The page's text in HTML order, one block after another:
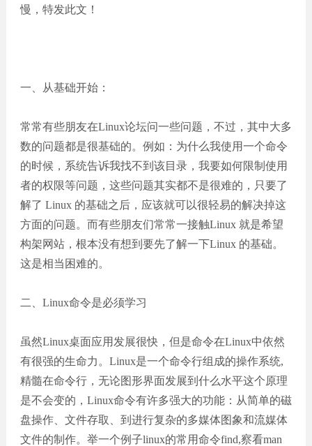
慢，特发此文！
一、从基础开始：
常常有些朋友在Linux论坛问一些问题，不过，其中大多
数的问题都是很基础的。例如：为什么我使用一个命令
的时候，系统告诉我找不到该目录，我要如何限制使用
者的权限等问题，这些问题其实都不是很难的，只要了
解了 Linux 的基础之后，应该就可以很轻易的解决掉这
方面的问题。而有些朋友们常常一接触Linux 就是希望
构架网站，根本没有想到要先了解一下Linux 的基础。
这是相当困难的。
二、Linux命令是必须学习
虽然Linux桌面应用发展很快，但是命令在Linux中依然
有很强的生命力。Linux是一个命令行组成的操作系统,
精髓在命令行，无论图形界面发展到什么水平这个原理
是不会变的，Linux命令有许多强大的功能：从简单的磁
盘操作、文件存取、到进行复杂的多媒体图象和流媒体
文件的制作。举一个例子linux的常用命令find,察看man